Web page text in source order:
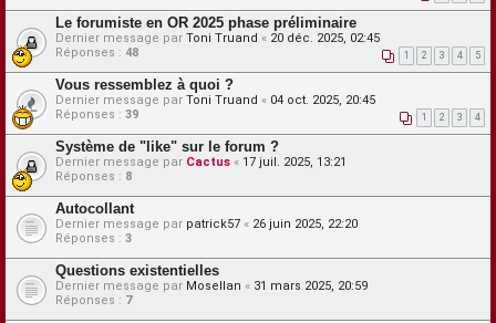
Le forumiste en OR 2025 phase préliminaire
Dernier message par Toni Truand « 20 déc. 2025, 02:45
Réponses : 48 1 2 3 4 5
Vous ressemblez à quoi ?
Dernier message par Toni Truand « 04 oct. 2025, 20:45
Réponses : 39 1 2 3 4
Système de "like" sur le forum ?
Dernier message par Cactus « 17 juil. 2025, 13:21
Réponses : 8
Autocollant
Dernier message par patrick57 « 26 juin 2025, 22:20
Réponses : 3
Questions existentielles
Dernier message par Mosellan « 31 mars 2025, 20:59
Réponses : 7